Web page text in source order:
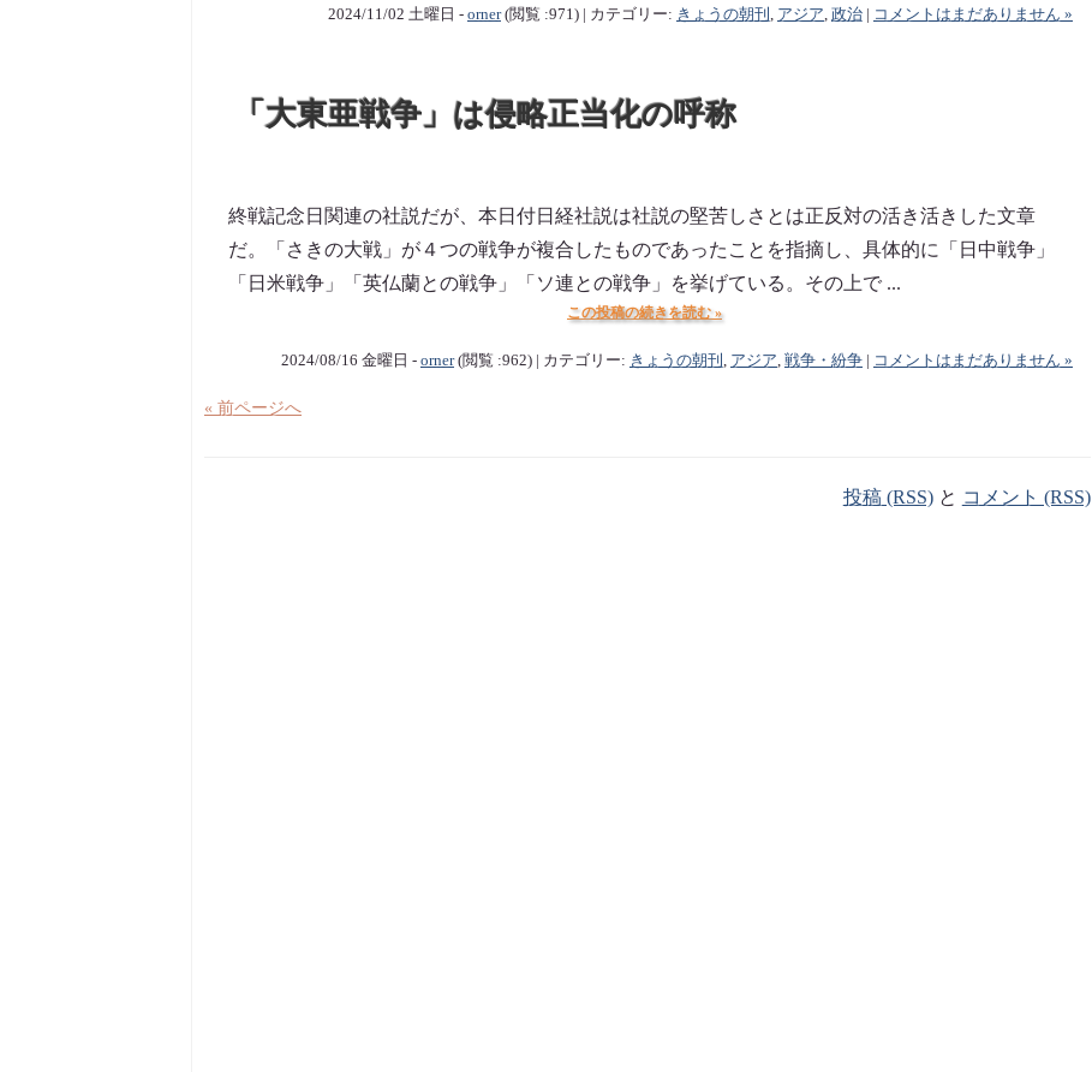
2024/11/02 土曜日 - orner(閲覧 :971) | カテゴリー: きょうの朝刊 , アジア, 政治| コメントはまだありません »
「大東亜戦争」は侵略正当化の呼称
終戦記念日関連の社説だが、本日付日経社説は社説の堅苦しさとは正反対の活き活きした文章
だ。「さきの大戦」が４つの戦争が複合したものであったことを指摘し、具体的に「日中戦争」
「日米戦争」「英仏蘭との戦争」「ソ連との戦争」を挙げている。その上で ...
この投稿の続きを読む »
2024/08/16 金曜日 - orner(閲覧 :962) | カテゴリー: きょうの朝刊 , アジア, 戦争・紛争| コメントはまだありません »
« 前ページへ
投稿 (RSS)と コメント (RSS)